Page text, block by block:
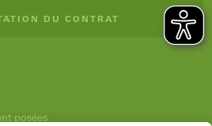
DU CONTRAT
posées